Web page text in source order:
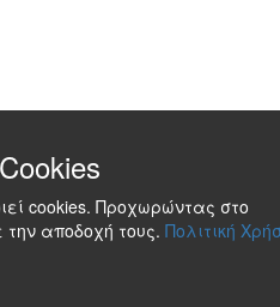
cookies. Προχωρώντας στο
αποδοχή τους. Πολιτική